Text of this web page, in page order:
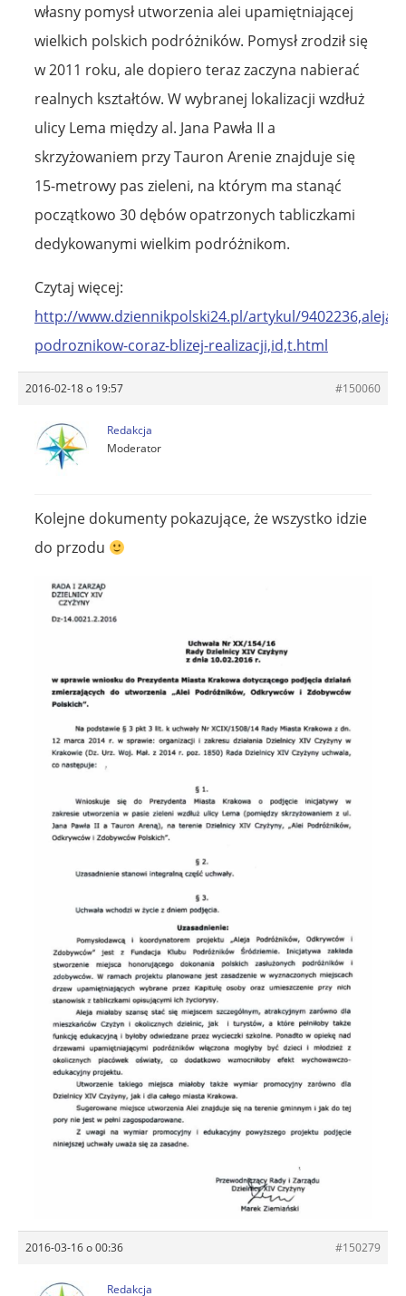
własny pomysł utworzenia alei upamiętniającej
wielkich polskich podróżników. Pomysł zrodził się
w 2011 roku, ale dopiero teraz zaczyna nabierać
realnych kształtów. W wybranej lokalizacji wzdłuż
ulicy Lema między al. Jana Pawła II a
skrzyżowaniem przy Tauron Arenie znajduje się
15-metrowy pas zieleni, na którym ma stanąć
początkowo 30 dębów opatrzonych tabliczkami
dedykowanymi wielkim podróżnikom.
Czytaj więcej:
http://www.dziennikpolski24.pl/artykul/9402236,aleja-
podroznikow-coraz-blizej-realizacji,id,t.html
2016-02-18 o 19:57 #150060
Redakcja
Moderator
Kolejne dokumenty pokazujące, że wszystko idzie
do przodu
2016-03-16 o 00:36 #150279
Redakcja